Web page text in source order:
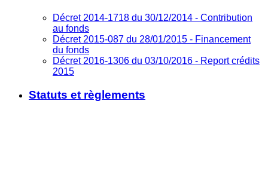
Décret 2014-1718 du 30/12/2014 - Contribution
au fonds
Décret 2015-087 du 28/01/2015 - Financement
du fonds
Décret 2016-1306 du 03/10/2016 - Report crédits
2015
Statuts et règlements